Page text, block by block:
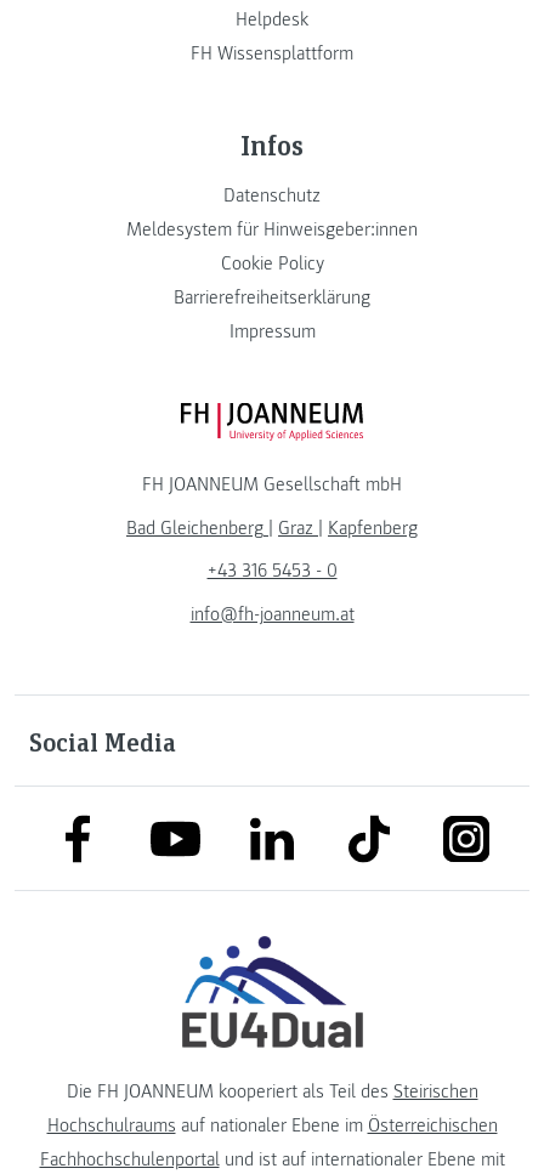
Helpdesk
FH Wissensplattform
Infos
Datenschutz
Meldesystem für Hinweisgeber:innen
Cookie Policy
Barrierefreiheitserklärung
Impressum
FH JOANNEUM Logo
FH JOANNEUM Gesellschaft mbH
Bad Gleichenberg | Graz | Kapfenberg
+43 316 5453 - 0
info@fh-joanneum.at
Social Media
link to facebooklink to youtubelink to linkedinlink to tiktok link to
Die FH JOANNEUM kooperiert als Teil des Steirischen
Hochschulraums auf nationaler Ebene im Österreichischen
Fachhochschulenportalund ist auf internationaler Ebene mit